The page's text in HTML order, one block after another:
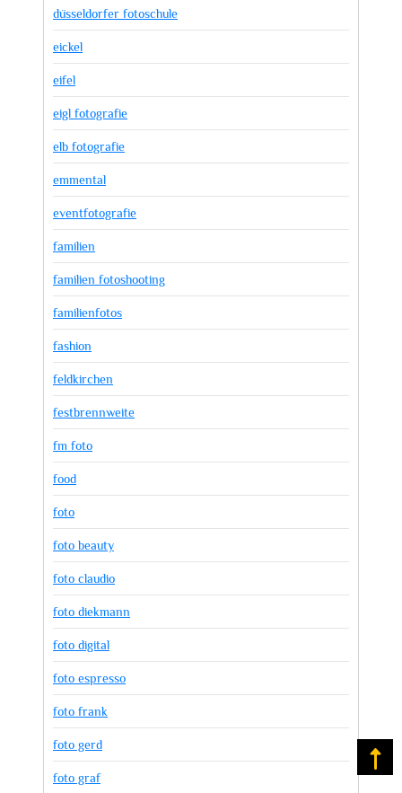
düsseldorfer fotoschule
eickel
eifel
eigl fotografie
elb fotografie
emmental
eventfotografie
familien
familien fotoshooting
familienfotos
fashion
feldkirchen
festbrennweite
fm foto
food
foto
foto beauty
foto claudio
foto diekmann
foto digital
foto espresso
foto frank
foto gerd
foto graf